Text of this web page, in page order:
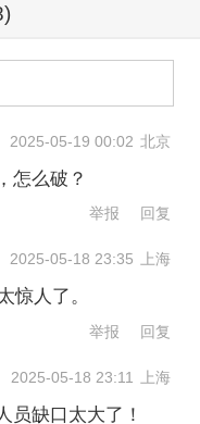
险全面推开之
会达千万级，
断加深，高龄
，对护理人员
。
从业情况却不
低”的普遍特
待遇低、职业
作强度高、流
2025-05-19 00:02 北京
怎么破？
举报 回复
2025-05-18 23:35 上海
惊人了。
举报 回复
2025-05-18 23:11 上海
员缺口太大了！